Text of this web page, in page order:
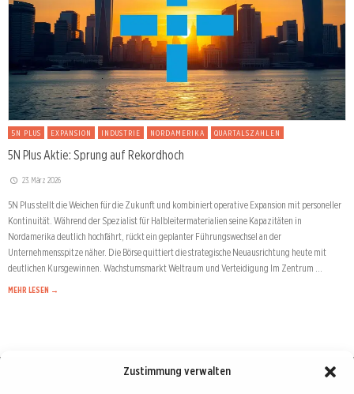
Zustimmung verwalten
5N PLUS EXPANSION INDUSTRIE NORDAMERIKA QUARTALSZAHLEN
5N Plus Aktie: Sprung auf Rekordhoch
23. März 2026
5N Plus stellt die Weichen für die Zukunft und kombiniert operative Expansion mit personeller
Kontinuität. Während der Spezialist für Halbleitermaterialien seine Kapazitäten in
Nordamerika deutlich hochfährt, rückt ein geplanter Führungswechsel an der
Unternehmensspitze näher. Die Börse quittiert die strategische Neuausrichtung heute mit
deutlichen Kursgewinnen. Wachstumsmarkt Weltraum und Verteidigung Im Zentrum …
MEHR LESEN →
Börse : lokal, international, global